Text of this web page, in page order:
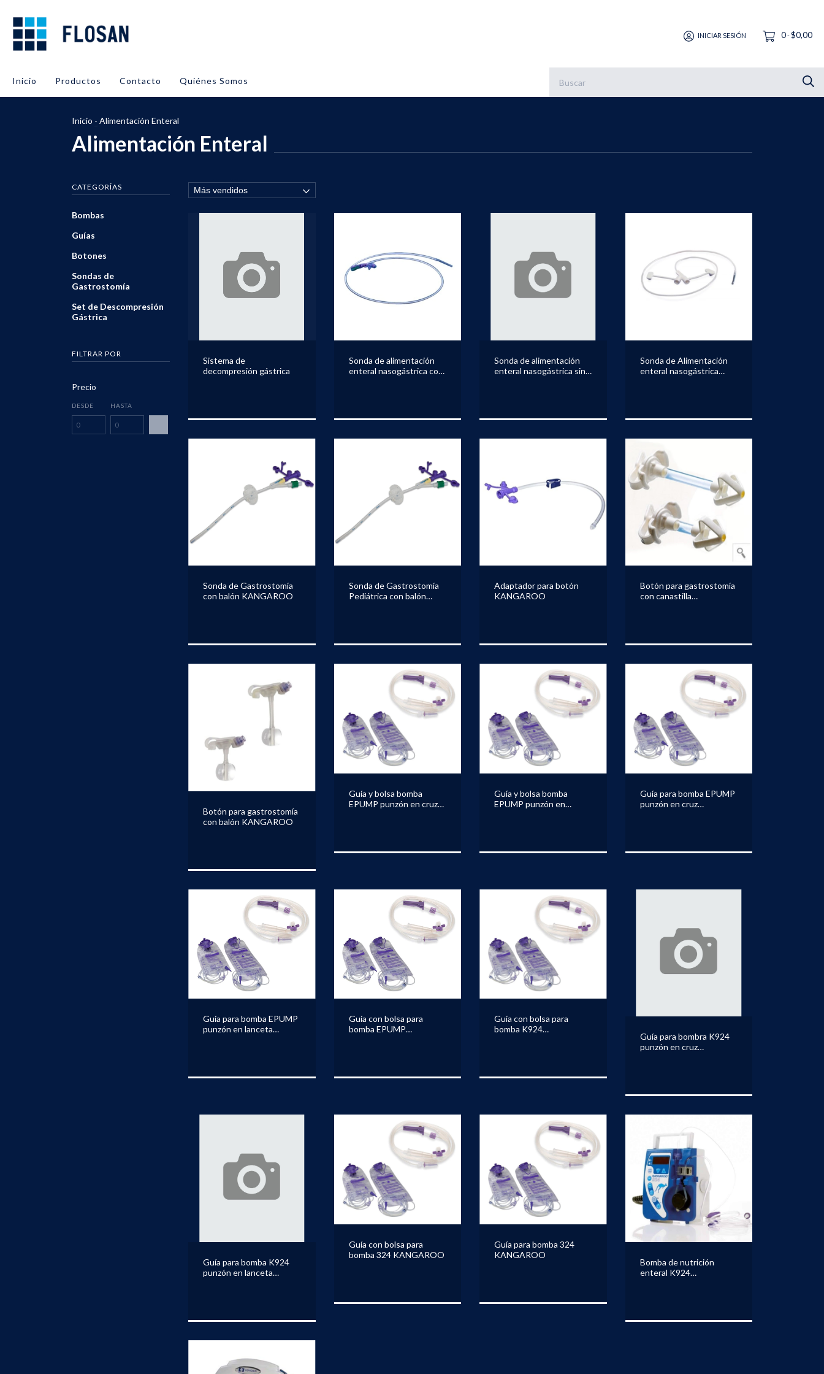
INICIAR SESIÓN 0-$0,00
Inicio Productos Contacto Quiénes Somos
Inicio - Alimentación Enteral
Alimentación Enteral
CATEGORÍAS
Bombas
Guías
Botones
Sondas de
Gastrostomía
Set de Descompresión
Gástrica
FILTRAR POR
Precio
DESDE HASTA
Sistema de
decompresión gástrica
Sonda de alimentación
enteral nasogástrica con
Sonda de alimentación
enteral nasogástrica sin
Sonda de Alimentación
enteral nasogástrica
Sonda de Gastrostomía
con balón KANGAROO
Sonda de Gastrostomía
Pediátrica con balón
Adaptador para botón
KANGAROO
Botón para gastrostomía
con canastilla
Botón para gastrostomía
con balón KANGAROO
Guía y bolsa bomba
EPUMP punzón en cruz
Guía y bolsa bomba
EPUMP punzón en
Guía para bomba EPUMP
punzón en cruz
Guía para bomba EPUMP
punzón en lanceta
Guía con bolsa para
bomba EPUMP
Guía con bolsa para
bomba K924
Guía para bombra K924
punzón en cruz
Guía para bomba K924
punzón en lanceta
Guía con bolsa para
bomba 324 KANGAROO
Guía para bomba 324
KANGAROO
Bomba de nutrición
enteral K924